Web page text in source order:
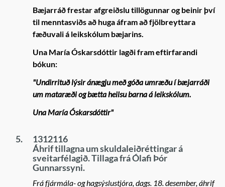
Bæjarráð frestar afgreiðslu tillögunnar og beinir því
til menntasviðs að huga áfram að fjölbreyttara
fæðuvali á leikskólum bæjarins.
Una María Óskarsdóttir lagði fram eftirfarandi
bókun:
"Undirrituð lýsir ánægju með góða umræðu í bæjarráði
um mataræði og bætta heilsu barna á leikskólum.
Una María Óskarsdóttir"
5.
1312116
Áhrif tillagna um skuldaleiðréttingar á
sveitarfélagið. Tillaga frá Ólafi Þór
Gunnarssyni.
Frá fjármála- og hagsýslustjóra, dags. 18. desember, áhrif